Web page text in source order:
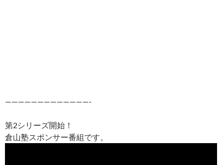
—————————————-
第2シリーズ開始！
倉山塾スポンサー番組です。